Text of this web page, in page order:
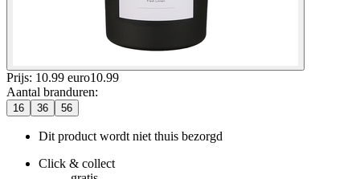
Prijs: 10.99 euro10.99
Aantal branduren:
16 36 56
Dit product wordt niet thuis bezorgd
Click & collect